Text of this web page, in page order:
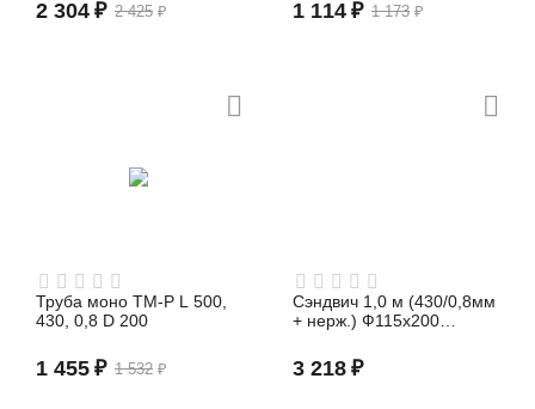
2 425 ₽
2 304 ₽ 1 173 ₽
1 114 ₽
Труба моно TM-P L 500,
430, 0,8 D 200
1 532 ₽
1 455 ₽
Сэндвич 1,0 м (430/0,8мм
+ нерж.) Ф115х200
3 218 ₽